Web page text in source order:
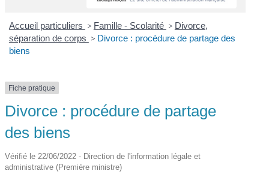
Accueil particuliers > Famille - Scolarité > Divorce,
séparation de corps > Divorce : procédure de partage des
biens
Fiche pratique
Divorce : procédure de partage
des biens
Vérifié le 22/06/2022 - Direction de l'information légale et
administrative (Première ministre)